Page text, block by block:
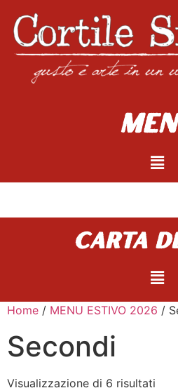
carta
Home / MENU ESTIVO 2026 /
Secondi
Visualizzazione di 6 risultati